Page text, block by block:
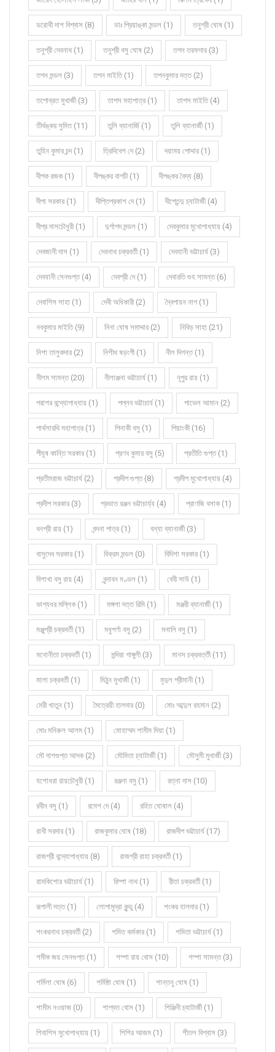
ডরোথী দাশ বিশ্বাস (8) ডাঃ প্রিয়াঙ্কা মন্ডল (1) তনুশ্রী ঘোষ (1)
তনুশ্রী দেবনাথ (1) তনুশ্রী বসু ঘোষ (2) তপন তরফদার (3)
তপন মন্ডল (3) তপন মাইতি (1) তপনকুমার দত্ত (2)
তপোব্রত মুখার্জী (3) তাপস মহাপাত্র (1) তাপস মাইতি (4)
তীর্থঙ্কর সুমিত (11) তুলি ব্যানার্জি (1) তুলি ব্যানার্জী (1)
তুহিন কুমার চন্দ (1) ত্রিদিবেশ দে (2) দয়াময় পোদ্দার (1)
দীপক রজক (1) দীপঙ্কর বাগচী (1) দীপঙ্কর বৈদ্য (8)
দীপা সরকার (1) দীপ্তিপ্রকাশ দে (1) দীপ্তেন্দু চ্যাটার্জী (4)
দীপ্র দাসচৌধুরী (1) দুর্গাপদ মন্ডল (1) দেবকুমার মুখোপাধ্যায় (4)
দেবজানী দাস (1) দেবনাথ চক্রবর্তী (1) দেবযানী ভট্টাচার্য (3)
দেবযানী সেনগুপ্ত (4) দেবশ্রী দে (1) দেবারতি গুহ সামন্ত (6)
দেবাশিস সাহা (1) দেবী অধিকারী (2) দ্বৈপায়ন নাগ (1)
নবকুমার মাইতি (9) নিনা ঘোষ সমাদ্দার (2) নিবিড় সাহা (21)
নিশা তালুকদার (2) নিশীথ ষড়ংগী (1) নীল দিগন্ত (1)
নীলম সামন্ত (20) নীলাঞ্জনা ভট্টাচার্য (1) নূপুর রায় (1)
পরাশর বন্দ্যোপাধ্যায় (1) পল্লব ভট্টাচার্য (1) পাভেল আমান (2)
পার্থসারথি মহাপাত্র (1) পিনাকী বসু (1) পিয়াংকী (16)
পীযূষ কান্তি সরকার (1) প্রণব কুমার বসু (5) প্রতীতি গুপ্ত (1)
প্রতীমরাজ ভট্টাচার্য (2) প্রদীপ গুপ্ত (8) প্রদীপ মুখোপাধ্যায় (4)
প্রদীপ সরকার (3) প্রভাত রঞ্জন ভট্টাচার্য্য (4) প্রাণজি বসাক (1)
বনশ্রী রায় (1) বন্দনা পাত্র (1) বন্যা ব্যানার্জী (3)
বাসুদেব সরকার (1) বিক্রম মন্ডল (0) বিদিশা সরকার (1)
বিশাখা বসু রায় (4) বৃন্দাবন মণ্ডল (1) বেবী সাউ (1)
ভাগ্যধর মল্লিক (1) মঙ্গলা দত্ত রিমি (1) মঞ্জরী ব্যানার্জী (1)
মঞ্জুশ্রী চক্রবর্তী (1) মধুপর্ণা বসু (2) মনালি বসু (1)
মনোনীতা চক্রবর্তী (1) মন্দিরা গাঙ্গুলী (3) মানস চক্রবর্ত্তী (11)
মালা চক্রবর্তী (1) মিঠুন মুখার্জী (1) মৃদুল শ্রীমানী (1)
মেরী খাতুন (1) মৈত্রেয়ী হালদার (0) মোঃ আব্দুল রহমান (2)
মোঃ মনিরুল আলম (1) মোহাম্মদ শামীম মিয়া (1)
মৌ দাশগুপ্ত আদক (2) মৌমিতা চ্যাটার্জী (1) মৌসুমী মুখার্জী (3)
যশোধরা রায়চৌধুরী (1) রঞ্জনা বসু (1) রত্না দাস (10)
রবীন বসু (1) রমেশ দে (4) রহিত ঘোষাল (4)
রাখী সরদার (1) রাজকুমার ঘোষ (18) রাজদীপ ভট্টাচার্য (17)
রাজশ্রী বন্দ্যোপাধ্যায় (8) রাজশ্রী রাহা চক্রবর্তী (1)
রামকিশোর ভট্টাচার্য (1) রিম্পা নাথ (1) রীতা চক্রবর্তী (1)
রূপালী দত্ত (1) লোপামুদ্রা কুন্ডু (4) শংকর হালদার (1)
শংকরনাথ চক্রবর্তী (2) শমিত কর্মকার (1) শমিতা ভট্টাচার্য (1)
শমীক জয় সেনগুপ্ত (1) শম্পা রায় বোস (10) শম্পা সামন্ত (3)
শর্মিলা ঘোষ (6) শর্মিষ্ঠা ঘোষ (1) শান্তনু ঘোষ (1)
শামীম নওয়াজ (0) শাশ্বত বোস (1) শিঞ্জিনী চ্যাটার্জী (1)
শিবাশিস মুখোপাধ্যায় (1) শিশির আজম (1) শীতল বিশ্বাস (3)